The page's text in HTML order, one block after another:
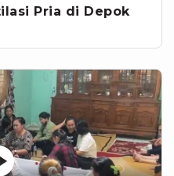
Pria di Depok